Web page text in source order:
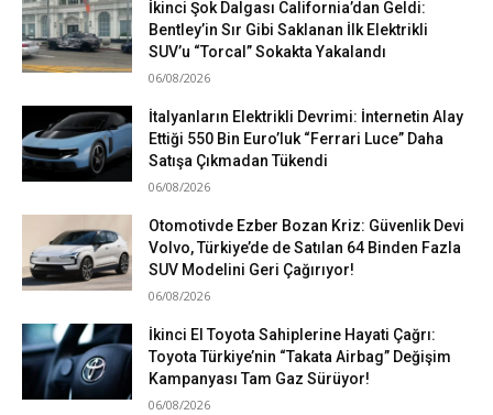
İkinci Şok Dalgası California’dan Geldi:
Bentley’in Sır Gibi Saklanan İlk Elektrikli
SUV’u “Torcal” Sokakta Yakalandı
06/08/2026
İtalyanların Elektrikli Devrimi: İnternetin Alay
Ettiği 550 Bin Euro’luk “Ferrari Luce” Daha
Satışa Çıkmadan Tükendi
06/08/2026
Otomotivde Ezber Bozan Kriz: Güvenlik Devi
Volvo, Türkiye’de de Satılan 64 Binden Fazla
SUV Modelini Geri Çağırıyor!
06/08/2026
İkinci El Toyota Sahiplerine Hayati Çağrı:
Toyota Türkiye’nin “Takata Airbag” Değişim
Kampanyası Tam Gaz Sürüyor!
06/08/2026